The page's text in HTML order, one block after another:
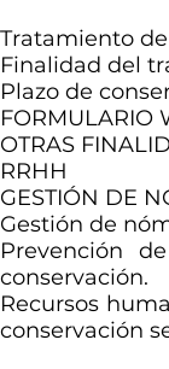
Tratamiento
Finalidad del
Plazo de
FORMULARIO
OTRAS
RRHH
GESTIÓN DE
Gestión de
Prevención
conservación.
Recursos
conservación